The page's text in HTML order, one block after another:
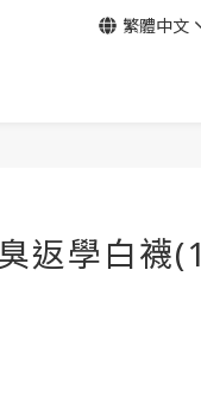
繁體中文
返學白襪(1